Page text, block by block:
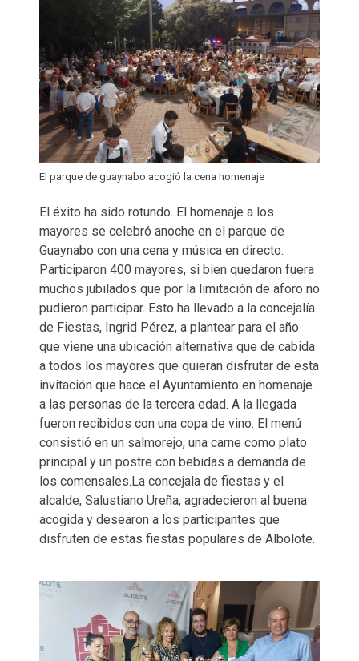
El parque de guaynabo acogió la cena homenaje
El éxito ha sido rotundo. El homenaje a los
mayores se celebró anoche en el parque de
Guaynabo con una cena y música en directo.
Participaron 400 mayores, si bien quedaron fuera
muchos jubilados que por la limitación de aforo no
pudieron participar. Esto ha llevado a la concejalía
de Fiestas, Ingrid Pérez, a plantear para el año
que viene una ubicación alternativa que de cabida
a todos los mayores que quieran disfrutar de esta
invitación que hace el Ayuntamiento en homenaje
a las personas de la tercera edad. A la llegada
fueron recibidos con una copa de vino. El menú
consistió en un salmorejo, una carne como plato
principal y un postre con bebidas a demanda de
los comensales.La concejala de fiestas y el
alcalde, Salustiano Ureña, agradecieron al buena
acogida y desearon a los participantes que
disfruten de estas fiestas populares de Albolote.